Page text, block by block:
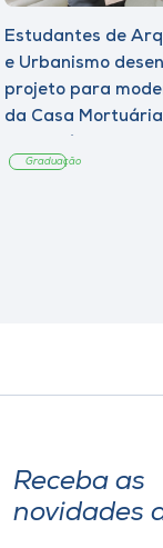
Estudantes de
e Urbanismo
projeto para
da Casa
Graduação
Receba as
novidades